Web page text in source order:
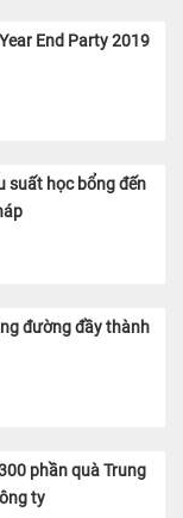
End Party 2019
suất học bổng đến
đường đầy thành
phần quà Trung
ty